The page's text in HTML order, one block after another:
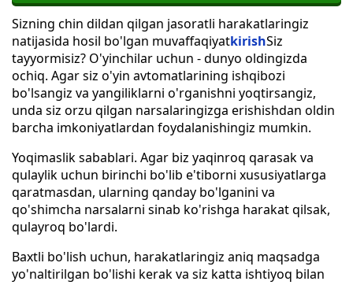
Sizning chin dildan qilgan jasoratli harakatlaringiz
natijasida hosil bo'lgan muvaffaqiyatkirishSiz
tayyormisiz? O'yinchilar uchun - dunyo oldingizda
ochiq. Agar siz o'yin avtomatlarining ishqibozi
bo'lsangiz va yangiliklarni o'rganishni yoqtirsangiz,
unda siz orzu qilgan narsalaringizga erishishdan oldin
barcha imkoniyatlardan foydalanishingiz mumkin.
Yoqimaslik sabablari. Agar biz yaqinroq qarasak va
qulaylik uchun birinchi bo'lib e'tiborni xususiyatlarga
qaratmasdan, ularning qanday bo'lganini va
qo'shimcha narsalarni sinab ko'rishga harakat qilsak,
qulayroq bo'lardi.
Baxtli bo'lish uchun, harakatlaringiz aniq maqsadga
yo'naltirilgan bo'lishi kerak va siz katta ishtiyoq bilan